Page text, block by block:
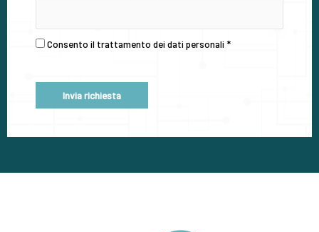
Consento il trattamento dei dati personali *